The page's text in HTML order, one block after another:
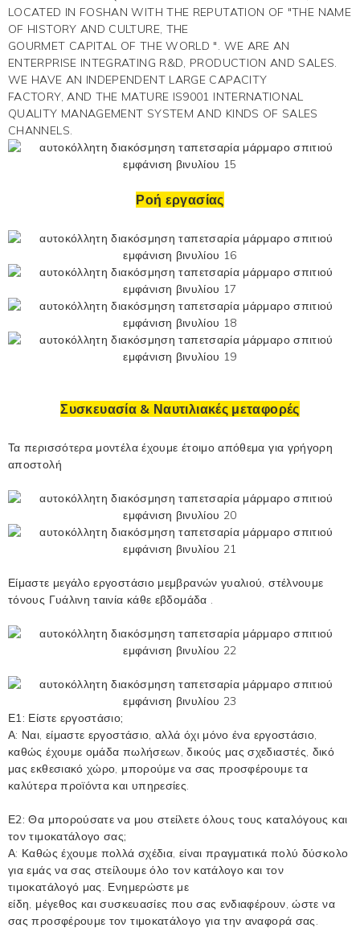
LOCATED IN FOSHAN WITH THE REPUTATION OF "THE NAME
OF HISTORY AND CULTURE, THE
GOURMET CAPITAL OF THE WORLD ". WE ARE AN
ENTERPRISE INTEGRATING R&D, PRODUCTION AND SALES.
WE HAVE AN INDEPENDENT LARGE CAPACITY
FACTORY, AND THE MATURE IS9001 INTERNATIONAL
QUALITY MANAGEMENT SYSTEM AND KINDS OF SALES
CHANNELS.
Ροή εργασίας
Συσκευασία & Ναυτιλιακές μεταφορές
Τα περισσότερα μοντέλα έχουμε έτοιμο απόθεμα για γρήγορη
αποστολή
Είμαστε μεγάλο εργοστάσιο μεμβρανών γυαλιού, στέλνουμε
τόνους Γυάλινη ταινία κάθε εβδομάδα .
Ε1: Είστε εργοστάσιο;
Α: Ναι, είμαστε εργοστάσιο, αλλά όχι μόνο ένα εργοστάσιο,
καθώς έχουμε ομάδα πωλήσεων, δικούς μας σχεδιαστές, δικό
μας εκθεσιακό χώρο, μπορούμε να σας προσφέρουμε τα
καλύτερα προϊόντα και υπηρεσίες.
Ε2: Θα μπορούσατε να μου στείλετε όλους τους καταλόγους και
τον τιμοκατάλογο σας;
Α: Καθώς έχουμε πολλά σχέδια, είναι πραγματικά πολύ δύσκολο
για εμάς να σας στείλουμε όλο τον κατάλογο και τον
τιμοκατάλογό μας. Ενημερώστε με
είδη, μέγεθος και συσκευασίες που σας ενδιαφέρουν, ώστε να
σας προσφέρουμε τον τιμοκατάλογο για την αναφορά σας.